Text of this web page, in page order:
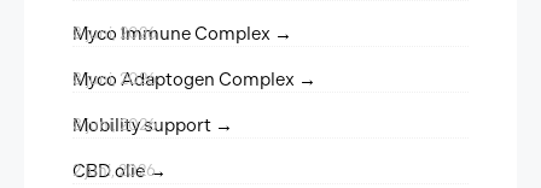
Myco Immune Complex →
3 juni, 2026
Myco Adaptogen Complex →
3 juni, 2026
Mobility support →
3 juni, 2026
CBD olie →
2 juni, 2026